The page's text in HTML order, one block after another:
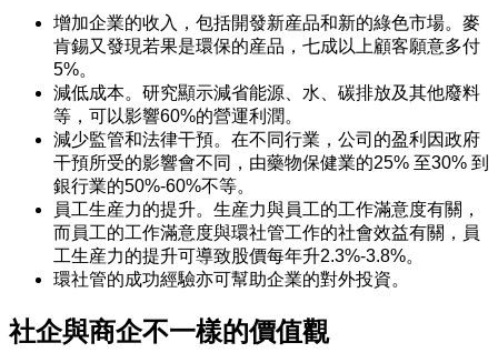
增加企業的收入，包括開發新産品和新的綠色市場。麥
肯錫又發現若果是環保的産品，七成以上顧客願意多付
5%。
減低成本。研究顯示減省能源、水、碳排放及其他廢料
等，可以影響60%的營運利潤。
減少監管和法律干預。在不同行業，公司的盈利因政府
干預所受的影響會不同，由藥物保健業的25% 至30% 到
銀行業的50%-60%不等。
員工生産力的提升。生産力與員工的工作滿意度有關，
而員工的工作滿意度與環社管工作的社會效益有關，員
工生産力的提升可導致股價每年升2.3%-3.8%。
環社管的成功經驗亦可幫助企業的對外投資。
社企與商企不一樣的價值觀